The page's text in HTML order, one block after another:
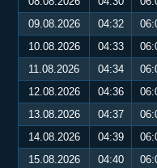
09.08.2026
04:32
10.08.2026
04:33
11.08.2026
04:34
12.08.2026
04:36
13.08.2026
04:37
14.08.2026
04:39
15.08.2026
04:40